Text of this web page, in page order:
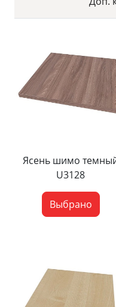
Ясень шимо
U3128
Выбрано